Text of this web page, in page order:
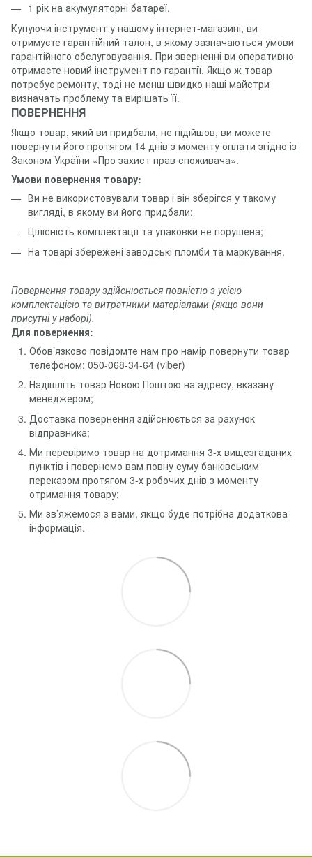
1 рік на акумуляторні батареї.
Купуючи інструмент у нашому інтернет-магазині, ви
отримуєте гарантійний талон, в якому зазначаються умови
гарантійного обслуговування. При зверненні ви оперативно
отримаєте новий інструмент по гарантії. Якщо ж товар
потребує ремонту, тоді не менш швидко наші майстри
визначать проблему та вирішать її.
ПОВЕРНЕННЯ
Якщо товар, який ви придбали, не підійшов, ви можете
повернути його протягом 14 днів з моменту оплати згідно із
Законом України «Про захист прав споживача».
Умови повернення товару:
Ви не використовували товар і він зберігся у такому
вигляді, в якому ви його придбали;
Цілісність комплектації та упаковки не порушена;
На товарі збережені заводські пломби та маркування.
Повернення товару здійснюється повністю з усією
комплектацією та витратними матеріалами (якщо вони
присутні у наборі).
Для повернення:
Обов’язково повідомте нам про намір повернути товар
телефоном: 050-068-34-64 (viber)
Надішліть товар Новою Поштою на адресу, вказану
менеджером;
Доставка повернення здійснюється за рахунок
відправника;
Ми перевіримо товар на дотримання 3-х вищезгаданих
пунктів і повернемо вам повну суму банківським
переказом протягом 3-х робочих днів з моменту
отримання товару;
Ми зв’яжемося з вами, якщо буде потрібна додаткова
інформація.